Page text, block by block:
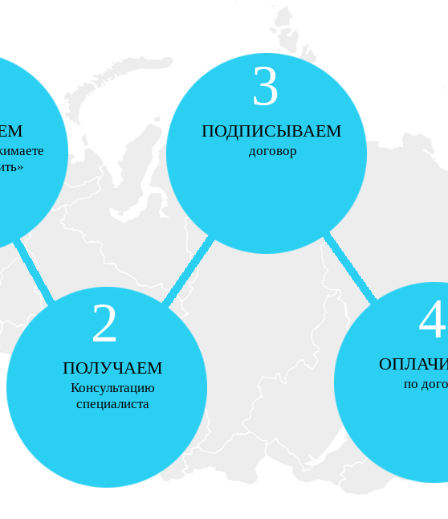
3
ПОДПИСЫВАЕМ
договор
2
ПОЛУЧАЕМ
Консультацию
специалиста
4
по